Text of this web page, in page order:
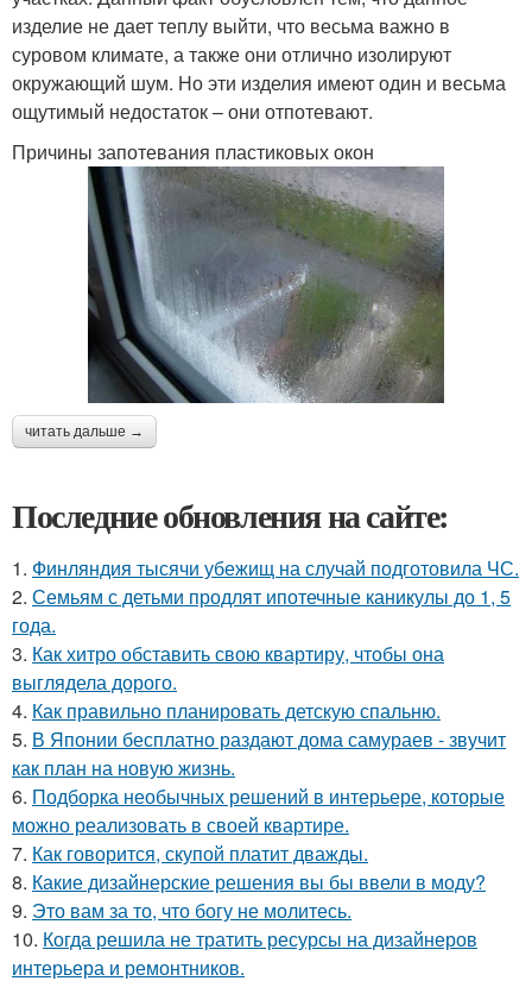
изделие не дает теплу выйти, что весьма важно в
суровом климате, а также они отлично изолируют
окружающий шум. Но эти изделия имеют один и весьма
ощутимый недостаток – они отпотевают.
Причины запотевания пластиковых окон
читать дальше →
Последние обновления на сайте:
1. Финляндия тысячи убежищ на случай подготовила ЧС.
2. Семьям с детьми продлят ипотечные каникулы до 1, 5
года.
3. Как хитро обставить свою квартиру, чтобы она
выглядела дорого.
4. Как правильно планировать детскую спальню.
5. В Японии бесплатно раздают дома самураев - звучит
как план на новую жизнь.
6. Подборка необычных решений в интерьере, которые
можно реализовать в своей квартире.
7. Как говорится, скупой платит дважды.
8. Какие дизайнерские решения вы бы ввели в моду?
9. Это вам за то, что богу не молитесь.
10. Когда решила не тратить ресурсы на дизайнеров
интерьера и ремонтников.